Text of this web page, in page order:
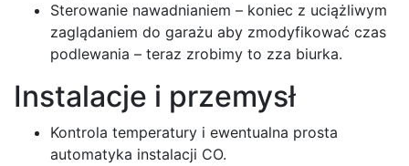
Sterowanie nawadnianiem – koniec z uciążliwym
zaglądaniem do garażu aby zmodyfikować czas
podlewania – teraz zrobimy to zza biurka.
Instalacje i przemysł
Kontrola temperatury i ewentualna prosta
automatyka instalacji CO.